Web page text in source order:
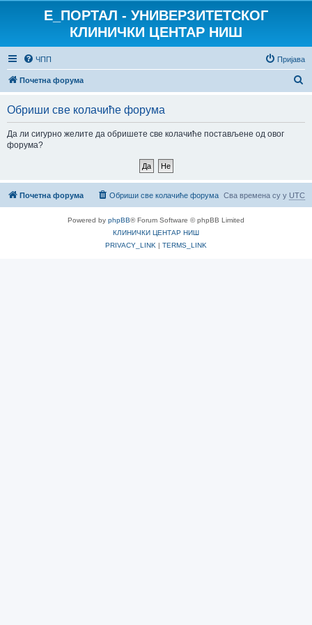
E_ПОРТАЛ - УНИВЕРЗИТЕТСКОГ
КЛИНИЧКИ ЦЕНТАР НИШ
ЧПП Пријава
Почетна форума
а
Обриши све колачиће форума
Да ли сигурно желите да обришете све колачиће постављене од овог
форума?
Почетна форума Сва времена су у UTC
Обриши све колачиће форума
Powered by phpBB® Forum Software © phpBB Limited
КЛИНИЧКИ ЦЕНТАР НИШ
PRIVACY_LINK | TERMS_LINK